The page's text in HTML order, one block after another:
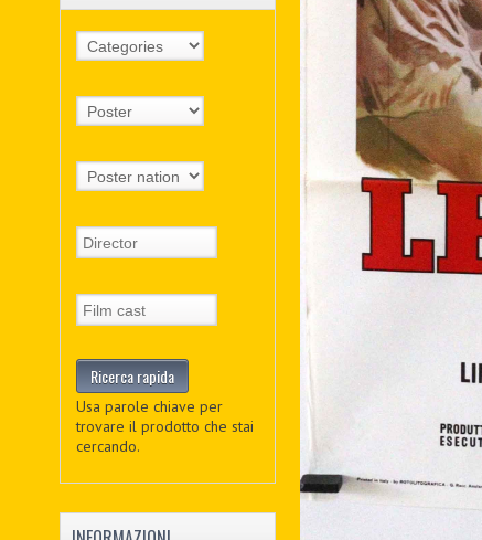
Usa parole chiave per
trovare il prodotto che stai
cercando.